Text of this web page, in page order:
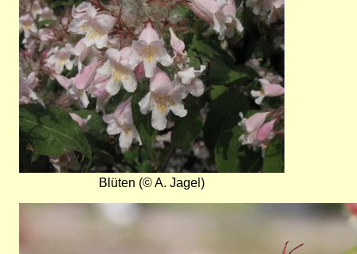
Blüten (© A. Jagel)
Bild